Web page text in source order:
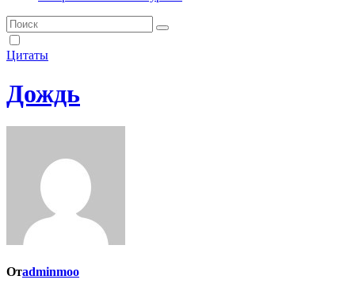
Цитаты
Дождь
Отadminmoo